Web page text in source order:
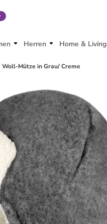
Herren Home & Living
Woll-Mütze in Grau/ Creme